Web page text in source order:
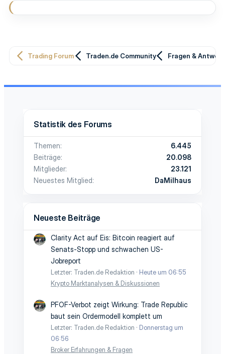
Trading Forum Traden.de Community Fragen &
Statistik des Forums
Themen
6.445
Beiträge
20.098
Mitglieder
23.121
Neuestes Mitglied
DaMilhaus
Neueste Beiträge
Clarity Act auf Eis: Bitcoin reagiert auf
Senats-Stopp und schwachen US-
Jobreport
Letzter: Traden.de Redaktion
Heute um 06:55
Krypto Marktanalysen & Diskussionen
PFOF-Verbot zeigt Wirkung: Trade Republic
baut sein Ordermodell komplett um
Letzter: Traden.de Redaktion
Donnerstag um
06:56
Broker Erfahrungen & Fragen